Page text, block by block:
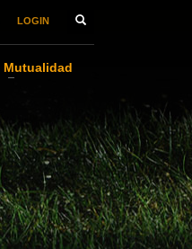
LOGIN
Mutualidad